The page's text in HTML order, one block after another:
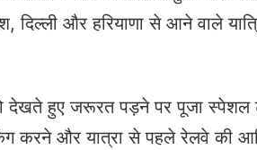
और हरियाणा से आने वाले
देखते हुए जरूरत पड़ने पर पूजा स्पेशल
करने और यात्रा से पहले रेलवे की